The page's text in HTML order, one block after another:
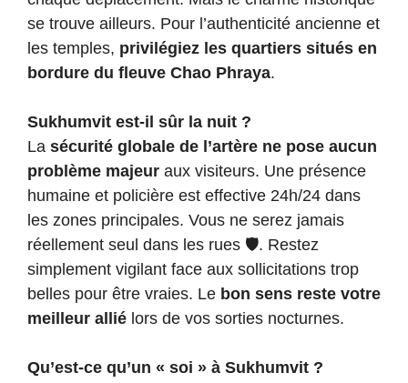
se trouve ailleurs. Pour l’authenticité ancienne et
les temples, privilégiez les quartiers situés en
bordure du fleuve Chao Phraya.
Sukhumvit est-il sûr la nuit ?
La sécurité globale de l’artère ne pose aucun
problème majeur aux visiteurs. Une présence
humaine et policière est effective 24h/24 dans
les zones principales. Vous ne serez jamais
réellement seul dans les rues 🛡️. Restez
simplement vigilant face aux sollicitations trop
belles pour être vraies. Le bon sens reste votre
meilleur allié lors de vos sorties nocturnes.
Qu’est-ce qu’un « soi » à Sukhumvit ?